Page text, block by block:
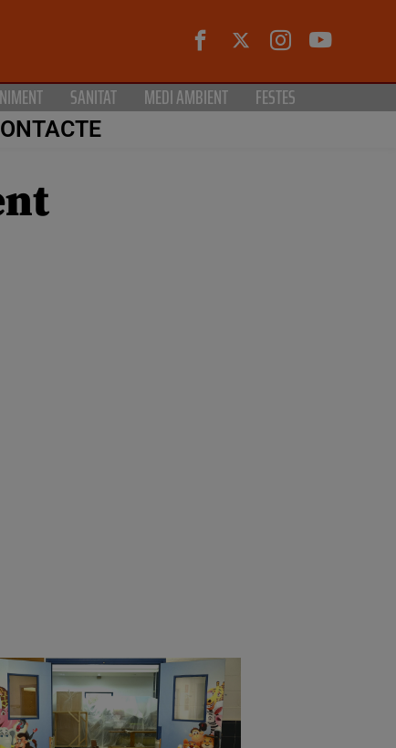
SANITAT MEDI AMBIENT FESTES